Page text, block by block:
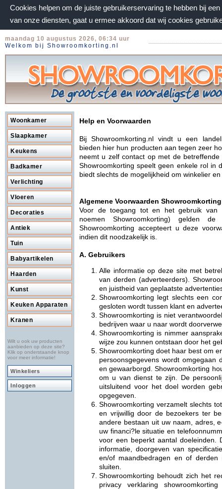
Cookies helpen om de juiste gebruikerservaring te hebben bij
van onze diensten, gaat u ermee akkoord dat wij cookies
maandag 10 augustus 2026, 06:34 uur
Welkom bij Showroomkorting.nl
Woonkamer
Slaapkamer
Keukens
Badkamer
Verlichting
Vloeren
Decoraties
Antiek
Tuin
Babyartikelen
Haarden
Kunst
Keuken Apparaten
Kranen
Wilt u ook uw producten
aanbieden op deze site?
Klik op onderstaande knop
voor meer informatie!
Winkeliers
Inloggen
Help en Voorwaarden
Bij Showroomkorting.nl vindt u een
bieden hier hun producten aan tegen zeer
neemt u zelf contact op met de
Showroomkorting speelt geen enkele rol in
biedt slechts de mogelijkheid om winkelier
Algemene Voorwaarden
Voor de toegang tot en het gebruik
noemen Showroomkorting) gelden
Showroomkorting accepteert u deze
indien dit noodzakelijk is.
A. Gebruikers
Alle informatie op deze site met
van derden (adverteerders).
en juistheid van geplaatste
Showroomkorting legt slechts een
gesloten wordt tussen klant en
Showroomkorting is niet
bedrijven waar u naar wordt
Showroomkorting is nimmer
wijze zou kunnen ontstaan door het
Showroomkorting doet haar best om
persoonsgegevens wordt omgegaan
en gewaarborgd. Showroomkorting
om u van dienst te zijn. De
uitsluitend voor het doel worden
opgegeven.
Showroomkorting verzamelt slechts
en vrijwillig door de bezoekers ter
andere bestaan uit uw naam, adres,
uw financi?le situatie en
voor een beperkt aantal doeleinden.
informatie, doorgeven van
en/of maandbedragen en of
sluiten.
Showroomkorting behoudt zich het
privacy verklaring